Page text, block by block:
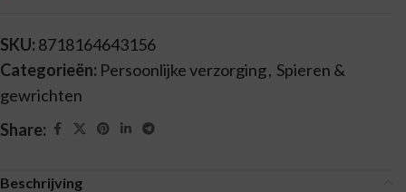
SKU: 8718164643156
Categorieën: Persoonlijke verzorging, Spieren &
gewrichten
Share:
Beschrijving